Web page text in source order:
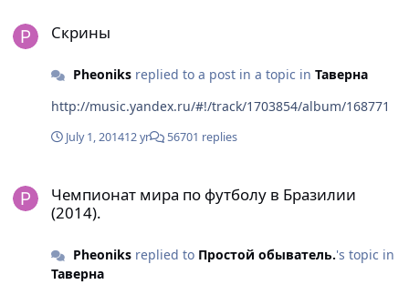
Скрины
Pheoniksreplied to a post in a topic in Таверна
http://music.yandex.ru/#!/track/1703854/album/168771
July 1, 201412 yr 56701 replies
Чемпионат мира по футболу в Бразилии
(2014).
Pheoniksreplied to Простой oбыватель.'s topic in
Таверна